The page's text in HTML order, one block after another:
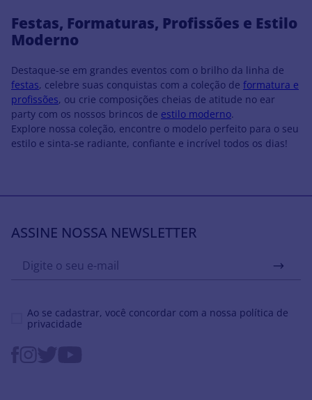
Festas, Formaturas, Profissões e Estilo
Moderno
Destaque-se em grandes eventos com o brilho da linha de
festas, celebre suas conquistas com a coleção de formatura e
profissões, ou crie composições cheias de atitude no ear
party com os nossos brincos de estilo moderno.
Explore nossa coleção, encontre o modelo perfeito para o seu
estilo e sinta-se radiante, confiante e incrível todos os dias!
ASSINE NOSSA NEWSLETTER
Ao se cadastrar, você concordar com a nossa política de
privacidade